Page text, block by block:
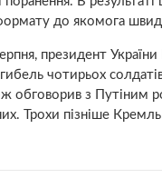
до якомога
президент
чотирьох
обговорив з Путіним
Трохи пізніше